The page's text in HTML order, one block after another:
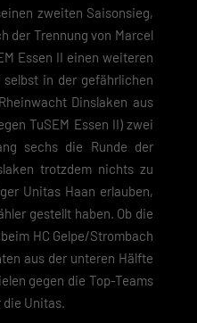
zweiten Saisonsieg,
der Trennung von Marcel
Essen II einen weiteren
in der gefährlichen
Dinslaken aus
TuSEM Essen II) zwei
sechs die Runde der
trotzdem nichts zu
Unitas Haan erlauben,
gestellt haben. Ob die
HC Gelpe/Strombach
aus der unteren Hälfte
gegen die Top-Teams
die Unitas.